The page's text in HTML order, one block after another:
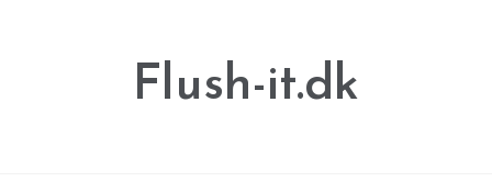
Flush-it.dk